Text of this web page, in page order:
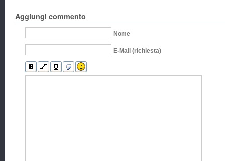
Aggiungi commento
Nome
E-Mail (richiesta)